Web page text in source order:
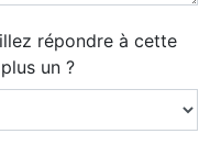
répondre à cette
un ?